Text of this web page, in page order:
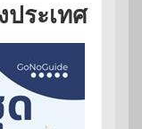
ประเทศ